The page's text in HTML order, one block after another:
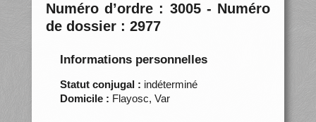
Numéro d’ordre : 3005 - Numéro
de dossier : 2977
Informations personnelles
Statut conjugal : indéterminé
Domicile : Flayosc, Var